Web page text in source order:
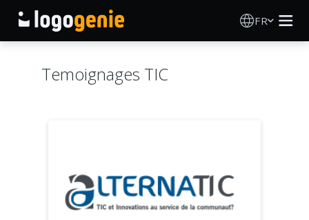
FR
Produits imprimés
À propos
Temoignages TIC